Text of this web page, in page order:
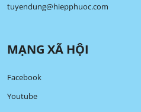
tuyendung@hiepphuoc.com
MẠNG XÃ HỘI
Facebook
Youtube